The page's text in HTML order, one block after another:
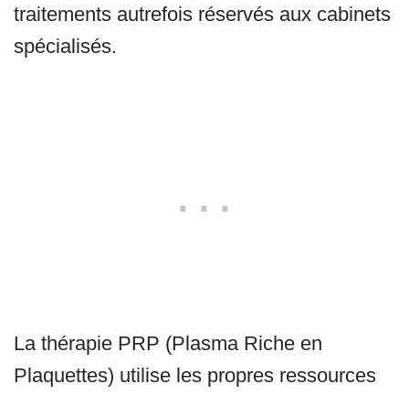
traitements autrefois réservés aux cabinets
spécialisés.
La thérapie PRP (Plasma Riche en
Plaquettes) utilise les propres ressources